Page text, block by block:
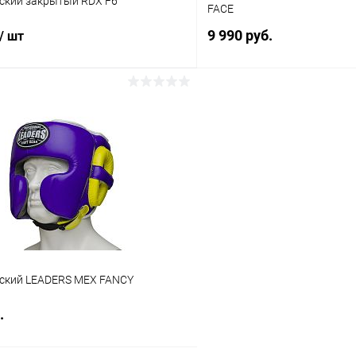
/ шт
Сравнение
В наличии
FACE
9 990 руб.
LEADERS MEX FANCY